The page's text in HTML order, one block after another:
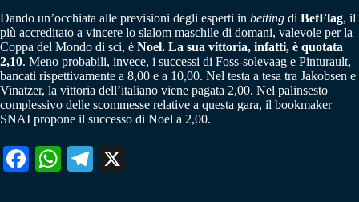
Dando un’occhiata alle previsioni degli esperti in betting di BetFlag, il
più accreditato a vincere lo slalom maschile di domani, valevole per la
Coppa del Mondo di sci, è Noel. La sua vittoria, infatti, è quotata
2,10. Meno probabili, invece, i successi di Foss-solevaag e Pinturault,
bancati rispettivamente a 8,00 e a 10,00. Nel testa a tesa tra Jakobsen e
Vinatzer, la vittoria dell’italiano viene pagata 2,00. Nel palinsesto
complessivo delle scommesse relative a questa gara, il bookmaker
SNAI propone il successo di Noel a 2,00.
Fa W
Te